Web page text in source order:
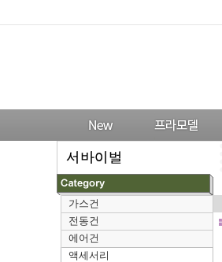
가스건
전동건
에어건
액세서리